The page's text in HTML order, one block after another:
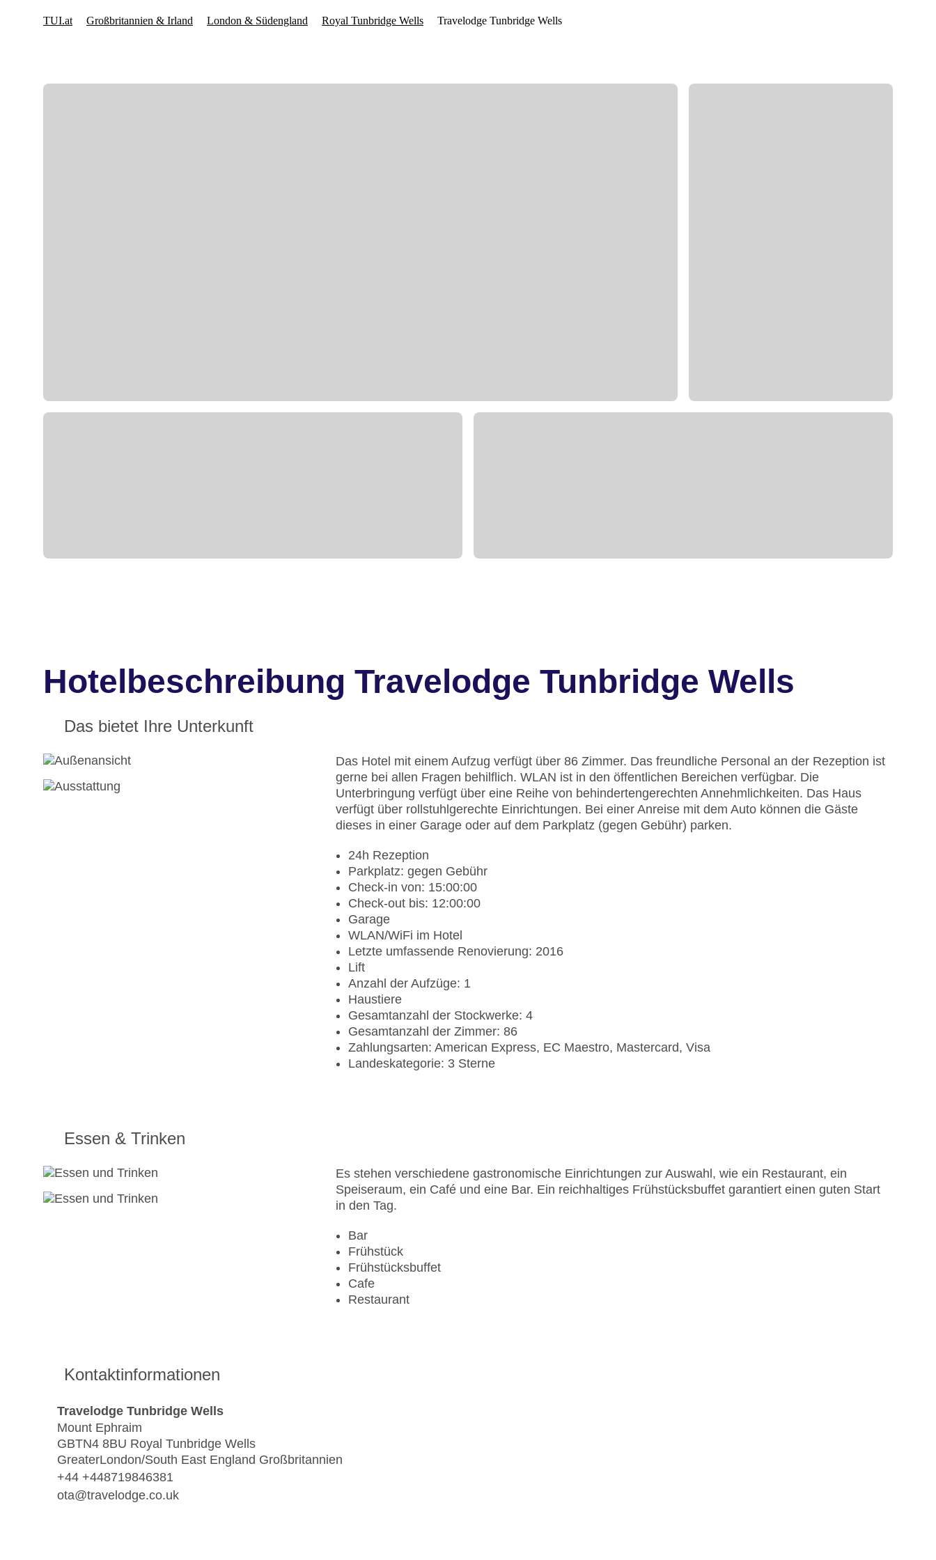
Hotelbeschreibung Travelodge Tunbridge Wells
Das bietet Ihre Unterkunft
Das Hotel mit einem Aufzug verfügt über 86 Zimmer. Das freundliche Personal an der Rezeption ist
gerne bei allen Fragen behilflich. WLAN ist in den öffentlichen Bereichen verfügbar. Die
Unterbringung verfügt über eine Reihe von behindertengerechten Annehmlichkeiten. Das Haus
verfügt über rollstuhlgerechte Einrichtungen. Bei einer Anreise mit dem Auto können die Gäste
dieses in einer Garage oder auf dem Parkplatz (gegen Gebühr) parken.
24h Rezeption
Parkplatz: gegen Gebühr
Check-in von: 15:00:00
Check-out bis: 12:00:00
Garage
WLAN/WiFi im Hotel
Letzte umfassende Renovierung: 2016
Lift
Anzahl der Aufzüge: 1
Haustiere
Gesamtanzahl der Stockwerke: 4
Gesamtanzahl der Zimmer: 86
Zahlungsarten: American Express, EC Maestro, Mastercard, Visa
Landeskategorie: 3 Sterne
Essen & Trinken
Es stehen verschiedene gastronomische Einrichtungen zur Auswahl, wie ein Restaurant, ein
Speiseraum, ein Café und eine Bar. Ein reichhaltiges Frühstücksbuffet garantiert einen guten Start
in den Tag.
Bar
Frühstück
Frühstücksbuffet
Cafe
Restaurant
Kontaktinformationen
Travelodge Tunbridge Wells
Mount Ephraim
GBTN4 8BU Royal Tunbridge Wells
GreaterLondon/South East England Großbritannien
+44 +448719846381
ota@travelodge.co.uk